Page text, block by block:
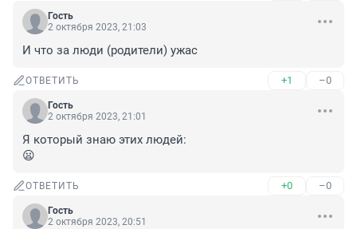
Гость
2 октября 2023, 21:03
И что за люди (родители) ужас
ОТВЕТИТЬ +1 –0
Гость
2 октября 2023, 21:01
Я который знаю этих людей:
😦
ОТВЕТИТЬ +0 –0
Гость
2 октября 2023, 20:51